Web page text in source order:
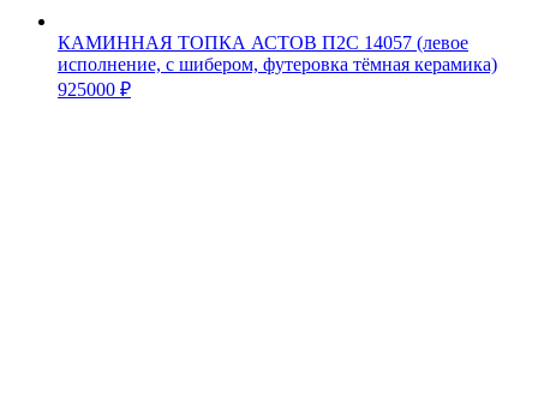
КАМИННАЯ ТОПКА АСТОВ П2С 14057 (левое
исполнение, с шибером, футеровка тёмная керамика)
925000 ₽